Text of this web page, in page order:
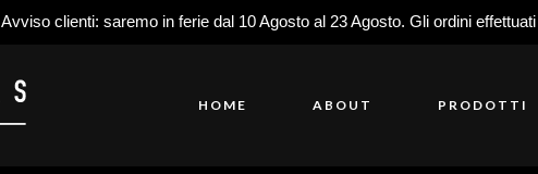
Avviso clienti: saremo in ferie dal 10 Agosto al 23 Agosto. Gli ordini
HOME ABOUT PRODOTTI